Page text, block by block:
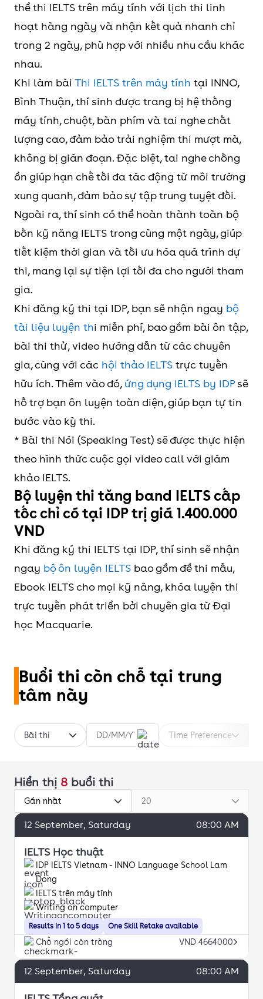
thể thi IELTS trên máy tính với lịch thi linh
hoạt hàng ngày và nhận kết quả nhanh chỉ
trong 2 ngày, phù hợp với nhiều nhu cầu khác
nhau.
Khi làm bài Thi IELTS trên máy tính tại INNO,
Bình Thuận, thí sinh được trang bị hệ thống
máy tính, chuột, bàn phím và tai nghe chất
lượng cao, đảm bảo trải nghiệm thi mượt mà,
không bị gián đoạn. Đặc biệt, tai nghe chống
ồn giúp hạn chế tối đa tác động từ môi trường
xung quanh, đảm bảo sự tập trung tuyệt đối.
Ngoài ra, thí sinh có thể hoàn thành toàn bộ
bốn kỹ năng IELTS trong cùng một ngày, giúp
tiết kiệm thời gian và tối ưu hóa quá trình dự
thi, mang lại sự tiện lợi tối đa cho người tham
gia.
Khi đăng ký thi tại IDP, bạn sẽ nhận ngay bộ
tài liệu luyện thi miễn phí, bao gồm bài ôn tập,
bài thi thử, video hướng dẫn từ các chuyên
gia, cùng với các hội thảo IELTS trực tuyến
hữu ích. Thêm vào đó, ứng dụng IELTS by IDPsẽ
hỗ trợ bạn ôn luyện toàn diện, giúp bạn tự tin
bước vào kỳ thi.
* Bài thi Nói (Speaking Test) sẽ được thực hiện
theo hình thức cuộc gọi video call với giám
khảo IELTS.
Bộ luyện thi tăng band IELTS cấp
tốcchỉ có tại IDP trị giá 1.400.000
VND
Khi đăng ký thi IELTS tại IDP, thí sinh sẽ nhận
ngay bộ ôn luyện IELTS bao gồm đề thi mẫu,
Ebook IELTS cho mọi kỹ năng, khóa luyện thi
trực tuyến phát triển bởi chuyên gia từ Đại
học Macquarie.
Buổi thi còn chỗ tại trung
tâm này
Bài thi Time Preference
Hiển thị 8 buổi thi
Gần nhất 20
12 September, Saturday 08:00 AM
IELTS Học thuật
IDP IELTS Vietnam - INNO Language School Lam
Dong
Results in 1 to 5 days
IELTS trên máy tính
Writing on computer
One Skill Retake available
Chỗ ngồi còn trống VND 4664000
12 September, Saturday 08:00 AM